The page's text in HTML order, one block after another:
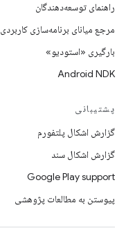
راهنمای توسعه‌دهندگان
مرجع میانای برنامه‌سازی کاربردی
بارگیری «استودیو»
Android NDK
پشتیبانی
گزارش اشکال پلتفورم
گزارش اشکال سند
Google Play support
پیوستن به مطالعات پژوهشی